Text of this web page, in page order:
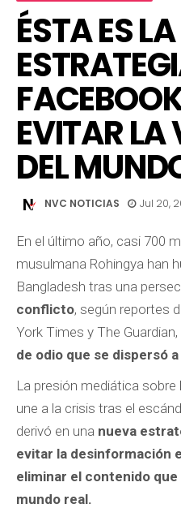
ÉSTA ES LA
EVITAR LA
DEL
NVC NOTICIAS Jul 20,
En el último año, casi 700
musulmana Rohingya han
Bangladesh tras una
conflicto, según reportes
York Times y The
de odio que se dispersó
La presión mediática
une a la crisis tras el
derivó en una nueva
evitar la desinformación
eliminar el contenido
mundo real.